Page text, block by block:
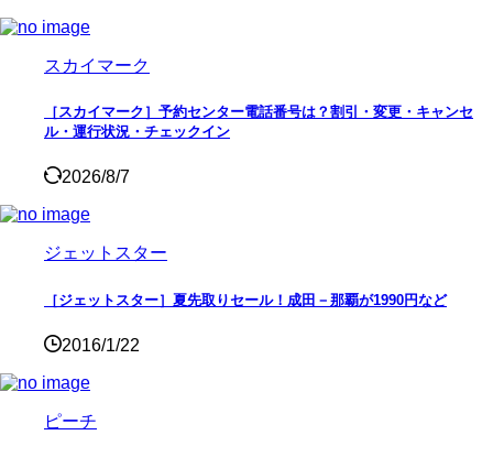
スカイマーク
［スカイマーク］予約センター電話番号は？割引・変更・キャンセ
ル・運行状況・チェックイン
2026/8/7
ジェットスター
［ジェットスター］夏先取りセール！成田－那覇が1990円など
2016/1/22
ピーチ